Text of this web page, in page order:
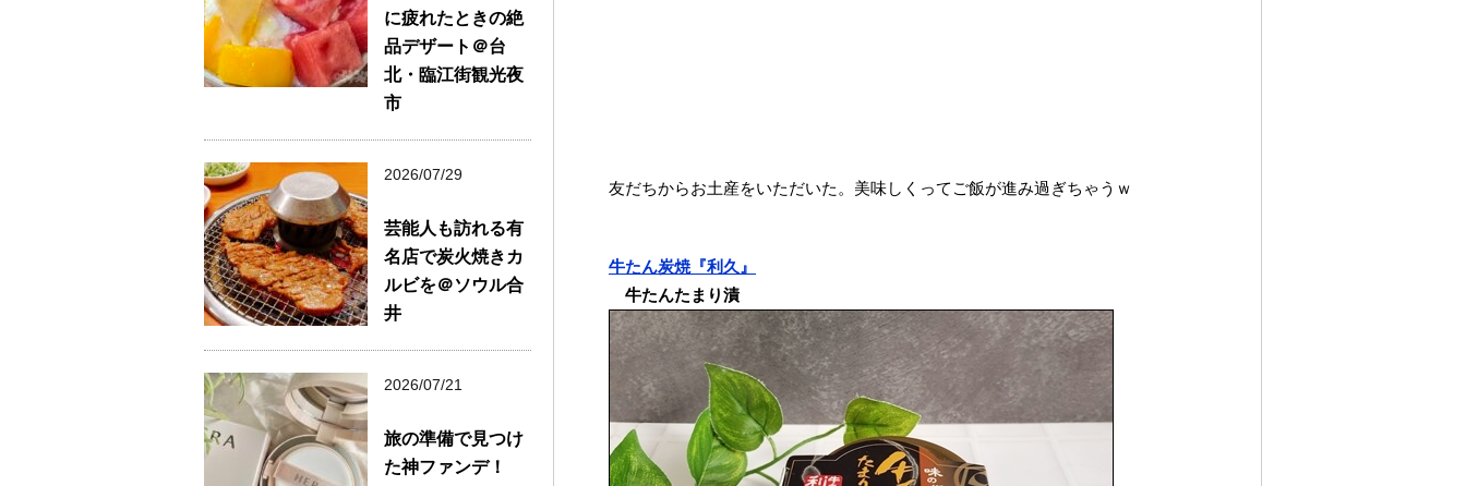
友だちからお土産をいただいた。美味しくってご飯が進み過ぎちゃうｗ
牛たん炭焼『利久』
牛たんたまり漬
に疲れたときの絶
品デザート＠台
北・臨江街観光夜
市
2026/07/29
芸能人も訪れる有
名店で炭火焼きカ
ルビを＠ソウル合
井
2026/07/21
旅の準備で見つけ
た神ファンデ！